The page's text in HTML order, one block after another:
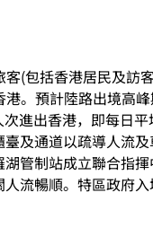
(包括香港居民及訪
。預計陸路出境高
進出香港，即每日
及通道以疏導人流
管制站成立聯合指
流暢順。特區政府